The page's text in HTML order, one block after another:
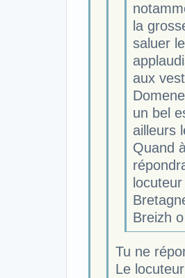
la
saluer
aux
un bel
ailleurs
Quand
Breizh
Tu ne
Le